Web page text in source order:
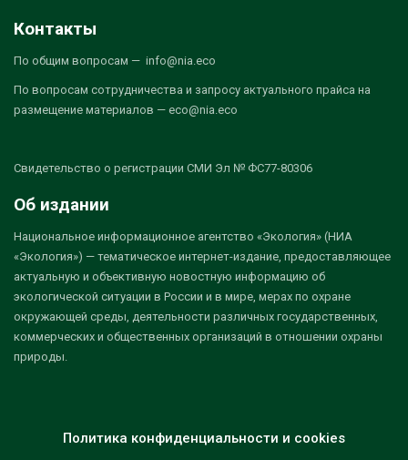
Контакты
По общим вопросам — info@nia.eco
По вопросам сотрудничества и запросу актуального прайса на
размещение материалов — eco@nia.eco
Свидетельство о регистрации СМИ Эл № ФС77-80306
Об издании
Национальное информационное агентство «Экология» (НИА
«Экология») — тематическое интернет-издание, предоставляющее
актуальную и объективную новостную информацию об
экологической ситуации в России и в мире, мерах по охране
окружающей среды, деятельности различных государственных,
коммерческих и общественных организаций в отношении охраны
природы.
Политика конфиденциальности и cookies